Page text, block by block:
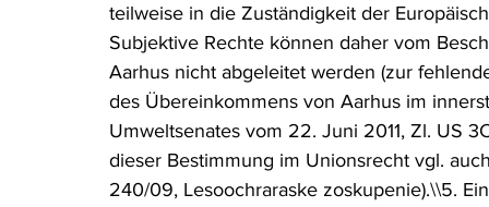
teilweise in die Zuständigkeit der
Subjektive Rechte können daher vom
Aarhus nicht abgeleitet werden (zur
des Übereinkommens von Aarhus im
Umweltsenates vom 22. Juni 2011, Zl. US
dieser Bestimmung im Unionsrecht vgl.
240/09, Lesoochraraske zoskupenie).\\5.